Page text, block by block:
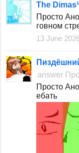
The
Просто
говном
13 June
answer
Просто
ебать